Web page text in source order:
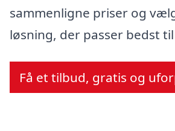
sammenligne priser og
løsning, der passer bedst
Få et tilbud, gratis og